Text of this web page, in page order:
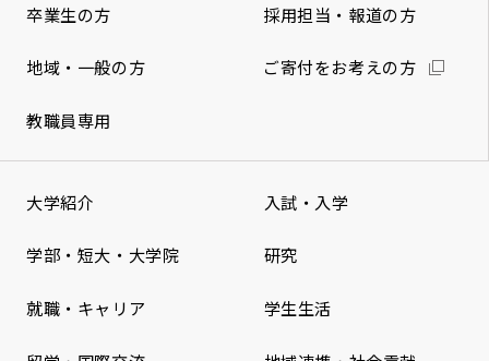
卒業生の方 採用担当・報道の方
地域・一般の方 ご寄付をお考えの方
教職員専用
大学紹介 入試・入学
学部・短大・大学院 研究
就職・キャリア 学生生活